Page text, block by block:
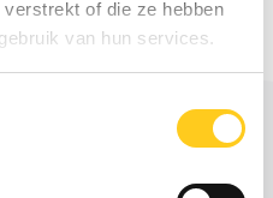
of die ze hebben
van hun services.
integrale